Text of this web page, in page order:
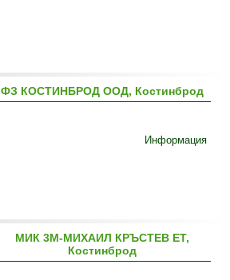
ФЗ КОСТИНБРОД ООД, Костинброд
Информация
МИК 3М-МИХАИЛ КРЪСТЕВ ЕТ,
Костинброд